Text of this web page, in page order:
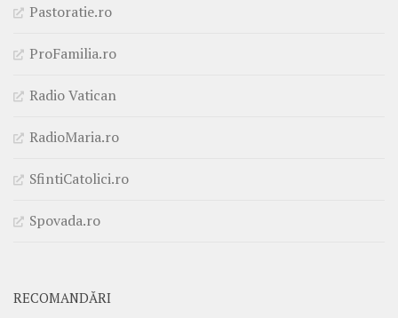
Pastoratie.ro
ProFamilia.ro
Radio Vatican
RadioMaria.ro
SfintiCatolici.ro
Spovada.ro
RECOMANDĂRI